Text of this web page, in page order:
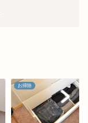
アロマ・ハ